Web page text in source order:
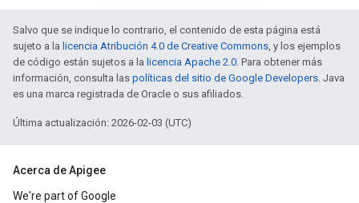
Salvo que se indique lo contrario, el contenido de esta página está
sujeto a la licencia Atribución 4.0 de Creative Commons, y los ejemplos
de código están sujetos a la licencia Apache 2.0. Para obtener más
información, consulta las políticas del sitio de Google Developers. Java
es una marca registrada de Oracle o sus afiliados.
Última actualización: 2026-02-03 (UTC)
Acerca de Apigee
We're part of Google